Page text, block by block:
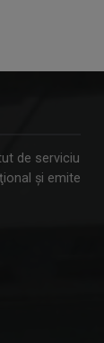
de serviciu
şi emite